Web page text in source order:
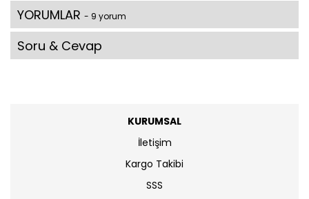
YORUMLAR - 9 yorum
Soru & Cevap
KURUMSAL
İletişim
Kargo Takibi
SSS